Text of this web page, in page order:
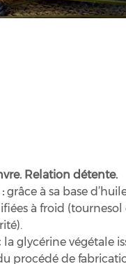
Relation détente.
grâce à sa base
à froid (tournesol
glycérine végétale
procédé de